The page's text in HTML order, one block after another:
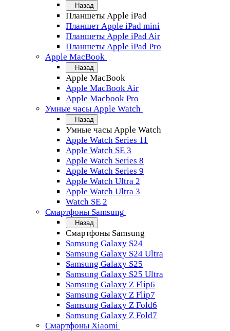
Назад
Планшеты Apple iPad
Планшет Apple iPad mini
Планшеты Apple iPad Air
Планшеты Apple iPad Pro
Apple MacBook
Назад
Apple MacBook
Apple MacBook Air
Apple Macbook Pro
Умные часы Apple Watch
Назад
Умные часы Apple Watch
Apple Watch Series 11
Apple Watch SE 3
Apple Watch Series 8
Apple Watch Series 9
Apple Watch Ultra 2
Apple Watch Ultra 3
Watch SE 2
Смартфоны Samsung
Назад
Смартфоны Samsung
Samsung Galaxy S24
Samsung Galaxy S24 Ultra
Samsung Galaxy S25
Samsung Galaxy S25 Ultra
Samsung Galaxy Z Flip6
Samsung Galaxy Z Flip7
Samsung Galaxy Z Fold6
Samsung Galaxy Z Fold7
Смартфоны Xiaomi